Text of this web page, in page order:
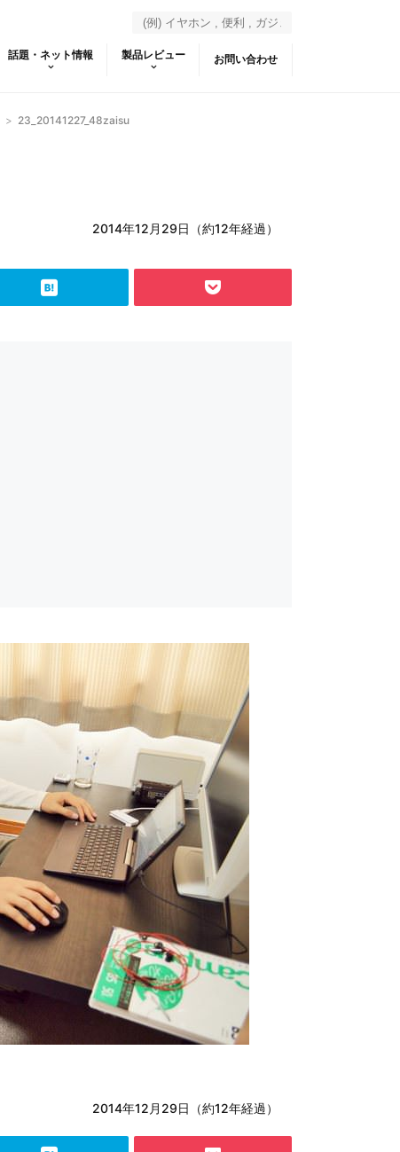
話題・ネット情報 製品レビュー お問い合わせ
> 23_20141227_48zaisu
2014年12月29日（約12年経過）
2014年12月29日（約12年経過）